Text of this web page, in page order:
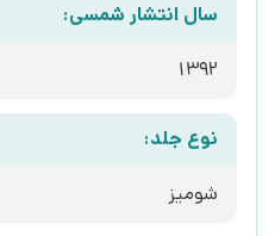
سال انتشار شمسی:
1392
نوع جلد:
شومیز